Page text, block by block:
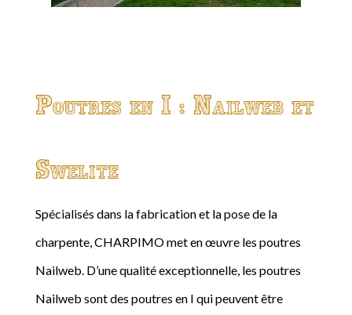
Poutres en I : Nailweb et
Swelite
Spécialisés dans la fabrication et la pose de la
charpente, CHARPIMO met en œuvre les poutres
Nailweb. D’une qualité exceptionnelle, les poutres
Nailweb sont des poutres en I qui peuvent être